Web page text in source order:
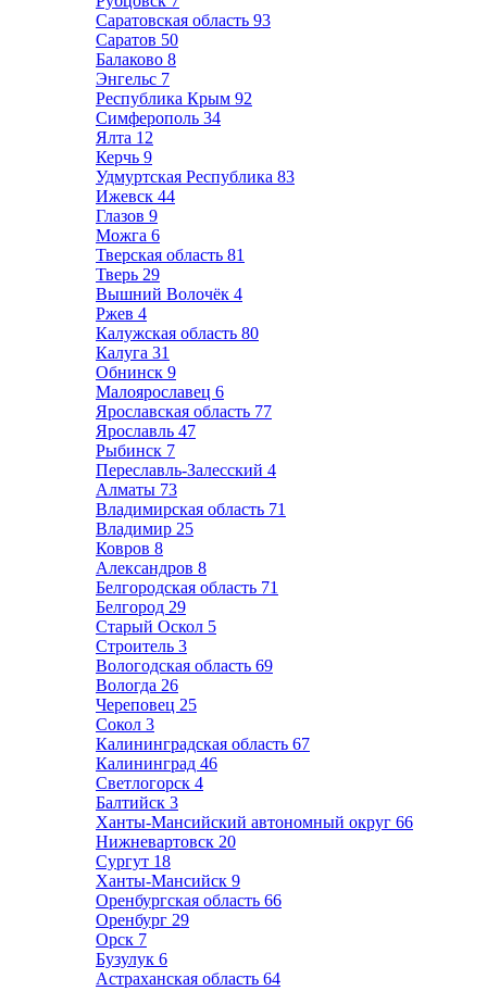
Саратовская область 93
Саратов 50
Балаково 8
Энгельс 7
Республика Крым 92
Симферополь 34
Ялта 12
Керчь 9
Удмуртская Республика 83
Ижевск 44
Глазов 9
Можга 6
Тверская область 81
Тверь 29
Вышний Волочёк 4
Ржев 4
Калужская область 80
Калуга 31
Обнинск 9
Малоярославец 6
Ярославская область 77
Ярославль 47
Рыбинск 7
Переславль-Залесский 4
Алматы 73
Владимирская область 71
Владимир 25
Ковров 8
Александров 8
Белгородская область 71
Белгород 29
Старый Оскол 5
Строитель 3
Вологодская область 69
Вологда 26
Череповец 25
Сокол 3
Калининградская область 67
Калининград 46
Светлогорск 4
Балтийск 3
Ханты-Мансийский автономный округ 66
Нижневартовск 20
Сургут 18
Ханты-Мансийск 9
Оренбургская область 66
Оренбург 29
Орск 7
Бузулук 6
Астраханская область 64